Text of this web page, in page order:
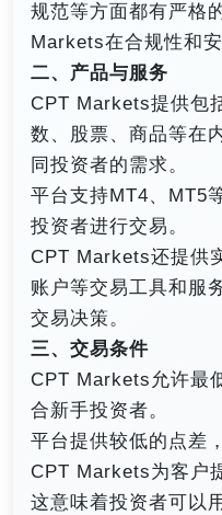
规范等方面都有严格
Markets在合规性和
二、产品与服务
CPT Markets提供包
数、股票、商品等在
同投资者的需求。
平台支持MT4、MT5
投资者进行交易。
CPT Markets还提供
账户等交易工具和服
交易决策。
三、交易条件
CPT Markets允许最
合新手投资者。
平台提供较低的点差
CPT Markets为客户
这意味着投资者可以